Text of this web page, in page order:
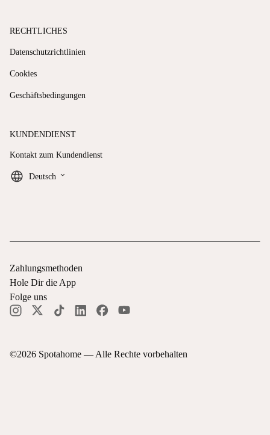
RECHTLICHES
Datenschutzrichtlinien
Cookies
Geschäftsbedingungen
KUNDENDIENST
Kontakt zum Kundendienst
Deutsch keyboard_arrow_down
©2026 Spotahome — Alle Rechte vorbehalten
Zahlungsmethoden
Hole Dir die App
Folge uns